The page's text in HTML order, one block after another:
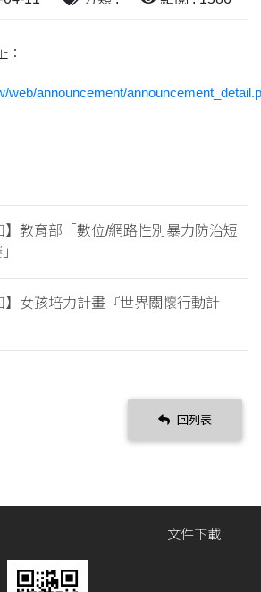
：
web/announcement/
】教育部「數位/網路性別暴力防治短
】女孩培力計畫『世界關懷行動計
回列表
文件下載